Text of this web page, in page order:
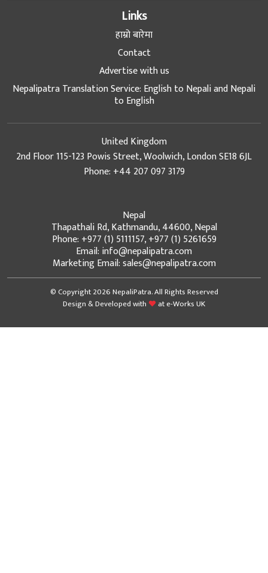
Links
हाम्रो बारेमा
Contact
Advertise with us
Nepalipatra Translation Service: English to Nepali and Nepali
to English
United Kingdom
2nd Floor 115-123 Powis Street, Woolwich, London SE18 6JL
Phone: +44 207 097 3179
Nepal
Thapathali Rd, Kathmandu, 44600, Nepal
Phone: +977 (1) 5111157, +977 (1) 5261659
Email: info@nepalipatra.com
Marketing Email: sales@nepalipatra.com
© Copyright 2026 NepaliPatra. All Rights Reserved
Design & Developed with
ate-Works UK